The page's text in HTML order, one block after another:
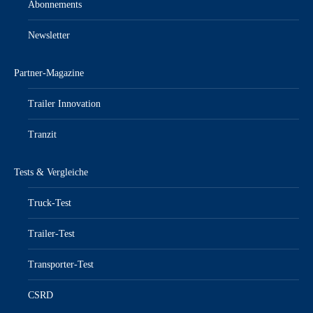
Abonnements
Newsletter
Partner-Magazine
Trailer Innovation
Tranzit
Tests & Vergleiche
Truck-Test
Trailer-Test
Transporter-Test
CSRD